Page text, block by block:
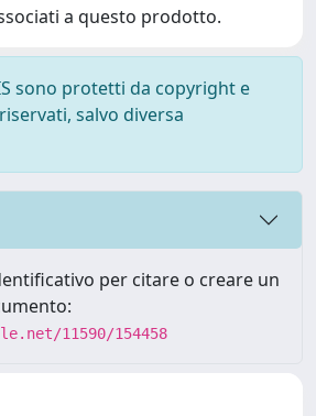
a questo prodotto.
sono protetti da copyright e
salvo diversa
per citare o creare un
11590/154458